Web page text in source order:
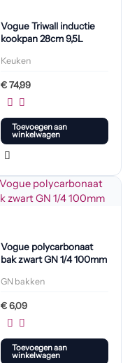
Vogue Triwall inductie
kookpan 28cm 9,5L
Keuken
€74,99
Toevoegen aan
winkelwagen
Vogue polycarbonaat
bak zwart GN 1/4 100mm
GN bakken
€6,09
Toevoegen aan
winkelwagen